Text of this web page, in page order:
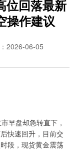
位回落最新
操作建议
2026-06-05
早盘却急转直下，
快速回升，目前交
段，现货黄金震荡